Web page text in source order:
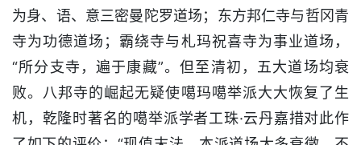
为身、语、意三密曼陀罗道场；东方邦仁寺与哲冈青
寺为功德道场；霸绕寺与札玛祝喜寺为事业道场，
“所分支寺，遍于康藏”。但至清初，五大道场均衰
败。八邦寺的崛起无疑使噶玛噶举派大大恢复了生
机，乾隆时著名的噶举派学者工珠·云丹嘉措对此作